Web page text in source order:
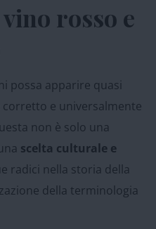
rosso e
possa apparire quasi
e universalmente
non è solo una
scelta culturale e
radici nella storia della
della terminologia